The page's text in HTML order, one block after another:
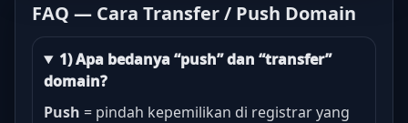
FAQ — Cara Transfer / Push Domain
1) Apa bedanya “push” dan “transfer”
domain?
Push = pindah kepemilikan di registrar yang